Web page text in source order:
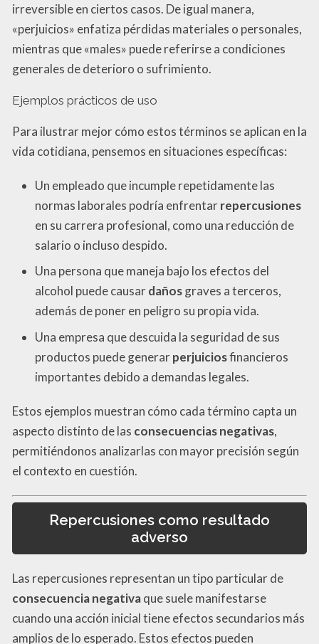
irreversible en ciertos casos. De igual manera,
«perjuicios» enfatiza pérdidas materiales o personales,
mientras que «males» puede referirse a condiciones
generales de deterioro o sufrimiento.
Ejemplos prácticos de uso
Para ilustrar mejor cómo estos términos se aplican en la
vida cotidiana, pensemos en situaciones específicas:
Un empleado que incumple repetidamente las
normas laborales podría enfrentarrepercusiones
en su carrera profesional, como una reducción de
salario o incluso despido.
Una persona que maneja bajo los efectos del
alcohol puede causardañosgraves a terceros,
además de poner en peligro su propia vida.
Una empresa que descuida la seguridad de sus
productos puede generarperjuiciosfinancieros
importantes debido a demandas legales.
Estos ejemplos muestran cómo cada término capta un
aspecto distinto de las consecuencias negativas,
permitiéndonos analizarlas con mayor precisión según
el contexto en cuestión.
Repercusiones como resultado
adverso
Las repercusiones representan un tipo particular de
consecuencia negativaque suele manifestarse
cuando una acción inicial tiene efectos secundarios más
amplios de lo esperado. Estos efectos pueden